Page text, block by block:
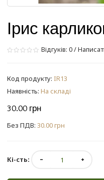
Ірис
Відгуків: 0/
Код продукту: IR13
Наявність: На складі
30.00 грн
Без ПДВ: 30.00 грн
Кі-сть: